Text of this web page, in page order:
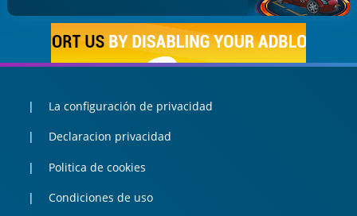
La configuración de privacidad
Declaracion privacidad
Politica de cookies
Condiciones de uso